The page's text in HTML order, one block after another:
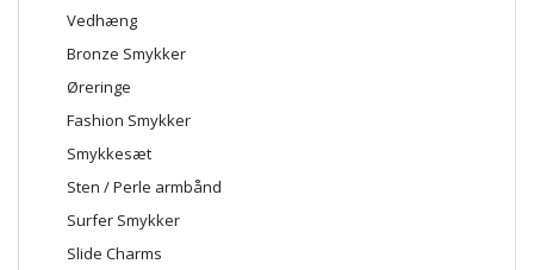
Vedhæng
Bronze Smykker
Øreringe
Fashion Smykker
Smykkesæt
Sten / Perle armbånd
Surfer Smykker
Slide Charms